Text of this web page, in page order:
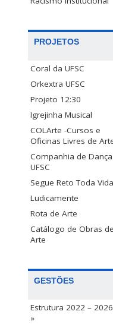
PROJETOS
Coral da UFSC
Orkextra UFSC
Projeto 12:30
Igrejinha Musical
COLArte -Cursos e
Oficinas Livres de
Companhia de Dança
UFSC
Segue Reto Toda Vida
Ludicamente
Rota de Arte
Catálogo de Obras de
Arte
GESTÕES
Estrutura 2022 – 2026
»